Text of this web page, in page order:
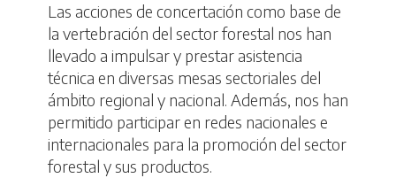
Las acciones de concertación como base de
la vertebración del sector forestal nos han
llevado a impulsar y prestar asistencia
técnica en diversas mesas sectoriales del
ámbito regional y nacional. Además, nos han
permitido participar en redes nacionales e
internacionales para la promoción del sector
forestal y sus productos.